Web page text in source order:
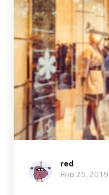
red
Янв 25, 2019